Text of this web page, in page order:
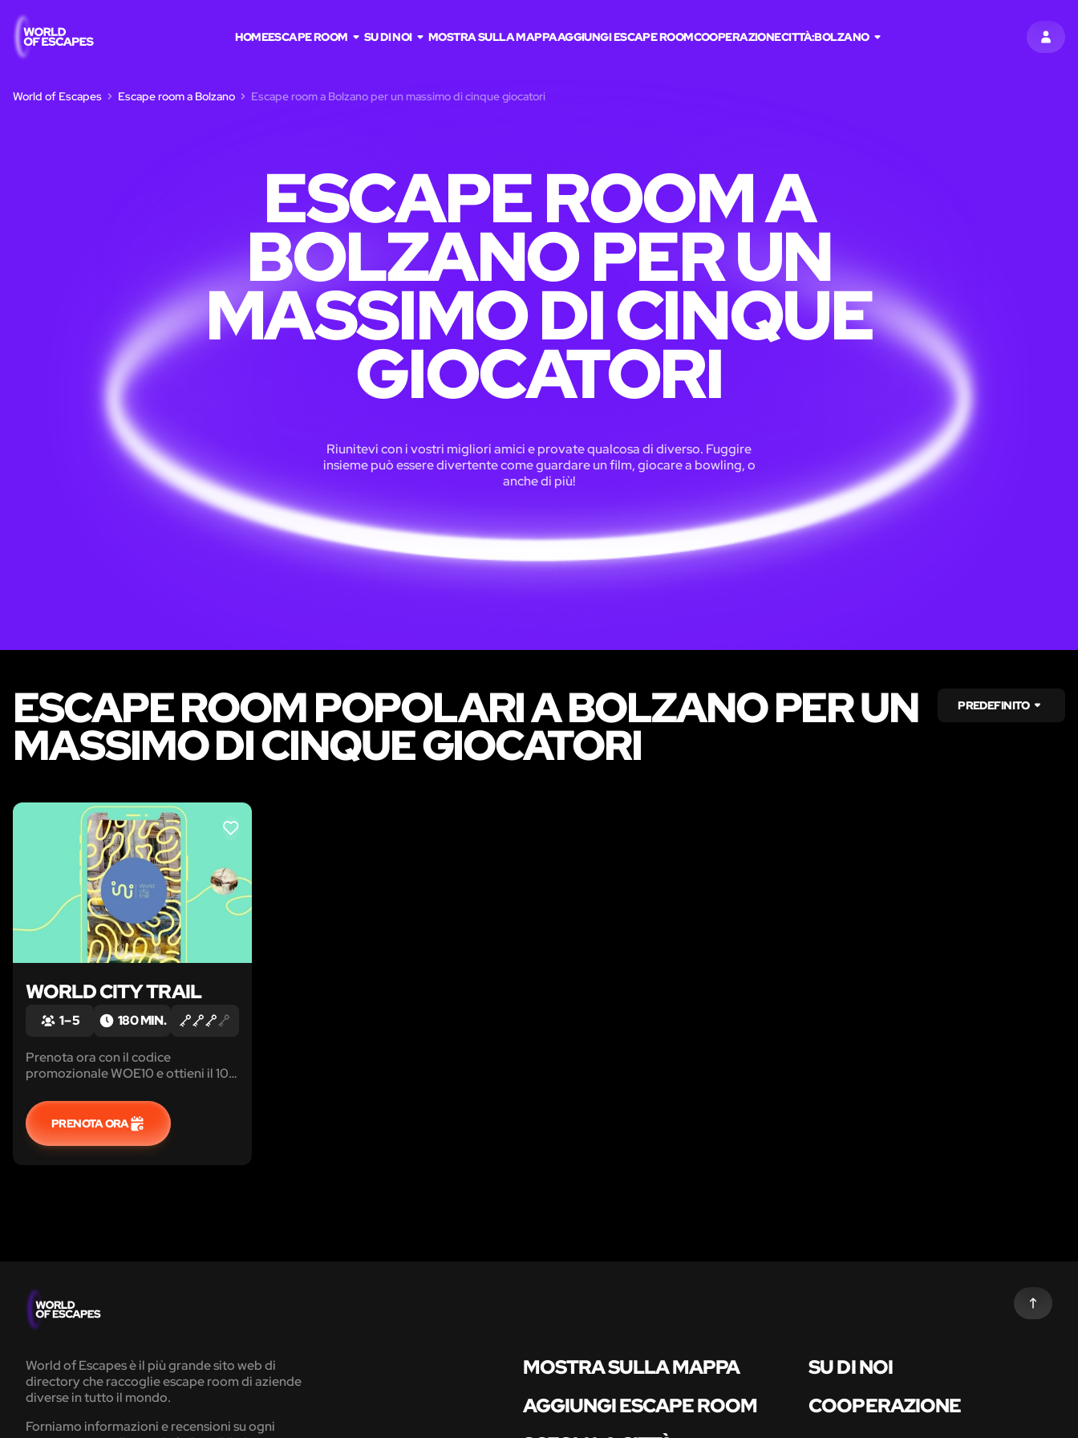
HOMEESCAPE ROOM SU DI NOI MOSTRA SULLA MAPPAAGGIUNGI ESCAPE ROOMCOOPERAZIONECITTÀ:BOLZANO
World of Escapes Escape room a Bolzano Escape room a Bolzano per un massimo di cinque giocatori
ESCAPE ROOM A
BOLZANO PER UN
MASSIMO DI CINQUE
GIOCATORI
Riunitevi con i vostri migliori amici e provate qualcosa di diverso. Fuggire
insieme può essere divertente come guardare un film, giocare a bowling, o
anche di più!
ESCAPE ROOM POPOLARI A BOLZANO PER UN
MASSIMO DI CINQUE GIOCATORI
PREDEFINITO
LIKE
WORLD CITY TRAIL
1 – 5 180 MIN.
Prenota ora con il codice
promozionale WOE10 e ottieni il 10%
PRENOTA ORA
World of Escapes è il più grande sito web di
directory che raccoglie escape room di aziende
diverse in tutto il mondo.
Forniamo informazioni e recensioni su ogni
MOSTRA SULLA MAPPA
SU DI NOI
AGGIUNGI ESCAPE ROOM
COOPERAZIONE